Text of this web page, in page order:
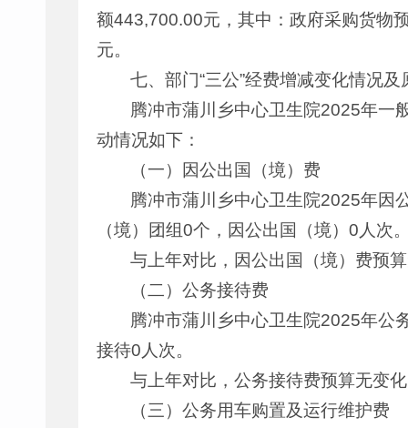
额443,700.00元，其中：政府采购货物
元。
七、部门“三公”经费增减变化情况及
腾冲市蒲川乡中心卫生院2025年一
动情况如下：
（一）因公出国（境）费
腾冲市蒲川乡中心卫生院2025年因
（境）团组0个，因公出国（境）0人次
与上年对比，因公出国（境）费预
（二）公务接待费
腾冲市蒲川乡中心卫生院2025年公
接待0人次。
与上年对比，公务接待费预算无变
（三）公务用车购置及运行维护费